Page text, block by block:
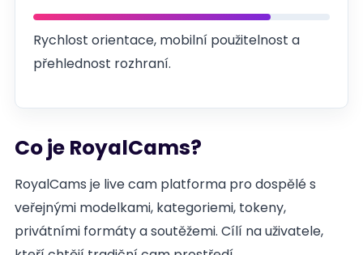
Rychlost orientace, mobilní použitelnost a
přehlednost rozhraní.
Co je RoyalCams?
RoyalCams je live cam platforma pro dospělé s
veřejnými modelkami, kategoriemi, tokeny,
privátními formáty a soutěžemi. Cílí na uživatele,